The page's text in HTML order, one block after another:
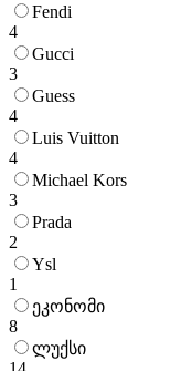
Fendi
4
Gucci
3
Guess
4
Luis Vuitton
4
Michael Kors
3
Prada
2
Ysl
1
ეკონომი
8
ლუქსი